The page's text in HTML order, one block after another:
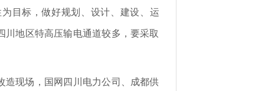
目标，做好规划、设计、建设、运
地区特高压输电通道较多，要采取
造现场，国网四川电力公司、成都供